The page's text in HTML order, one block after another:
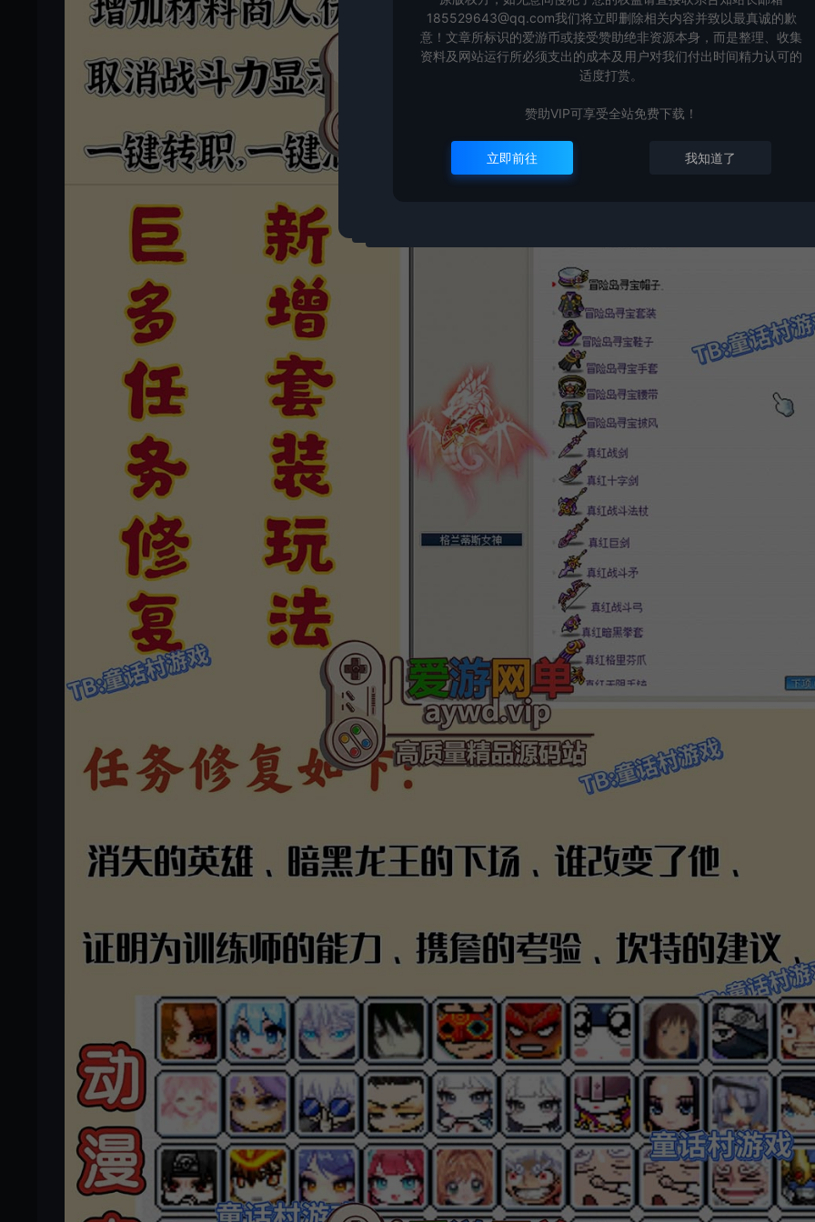
185529643@qq.com我们将立即删除相关内容并致以最真诚的歉
意！文章所标识的爱游币或接受赞助绝非资源本身，而是整理、收集
资料及网站运行所必须支出的成本及用户对我们付出时间精力认可的
适度打赏。
赞助VIP可享受全站免费下载！
立即前往 我知道了